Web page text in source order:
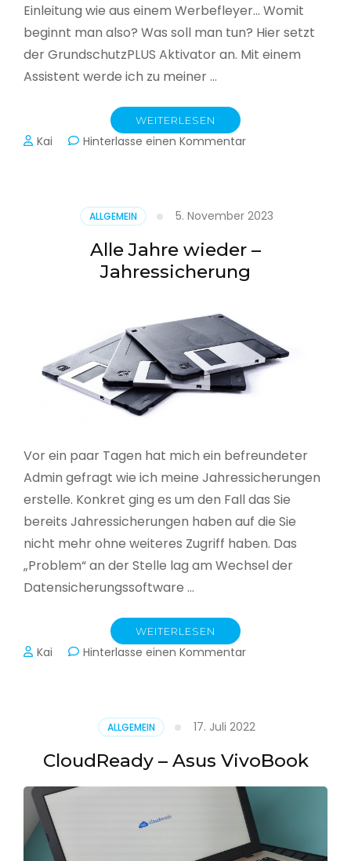
Einleitung wie aus einem Werbefleyer… Womit
beginnt man also? Was soll man tun? Hier setzt
der GrundschutzPLUS Aktivator an. Mit einem
Assistent werde ich zu meiner …
WEITERLESEN
Kai Hinterlasse einen Kommentarzu
ALLGEMEIN 5. November 2023
Alle Jahre wieder –
Jahressicherung
Vor ein paar Tagen hat mich ein befreundeter
Admin gefragt wie ich meine Jahressicherungen
erstelle. Konkret ging es um den Fall das Sie
bereits Jahressicherungen haben auf die Sie
nicht mehr ohne weiteres Zugriff haben. Das
„Problem“ an der Stelle lag am Wechsel der
Datensicherungssoftware …
WEITERLESEN
Kai Hinterlasse einen Kommentarzu
Jahressicherung
ALLGEMEIN 17. Juli 2022
CloudReady – Asus VivoBook